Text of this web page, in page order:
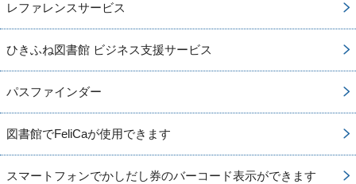
レファレンスサービス
ひきふね図書館 ビジネス支援サービス
パスファインダー
図書館でFeliCaが使用できます
スマートフォンでかしだし券のバーコード表示ができます